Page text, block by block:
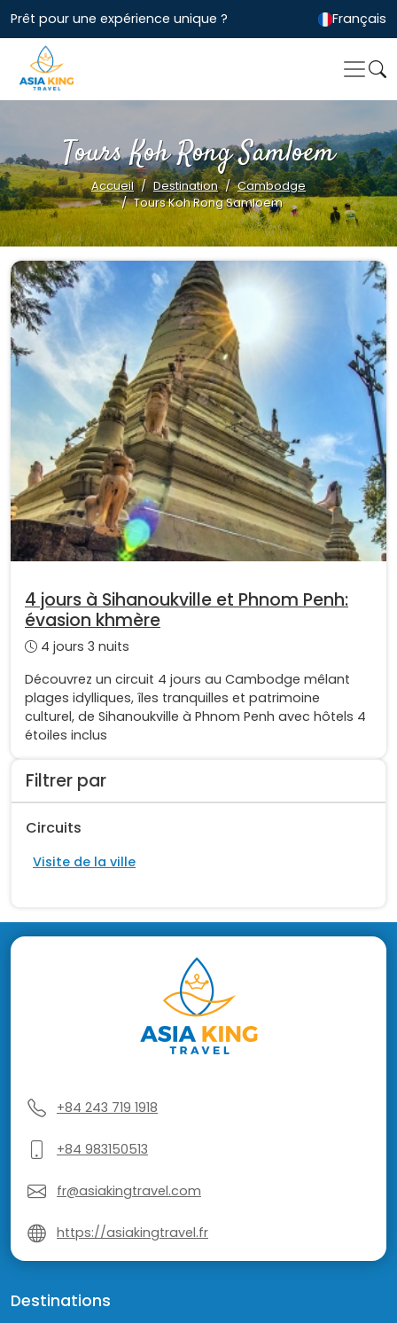
Prêt pour une expérience unique ? Français
Tours Koh Rong Samloem
Accueil Destination
Cambodge
Tours Koh Rong Samloem
Filtrer par
Circuits
Visite de la ville
4 jours à Sihanoukville et Phnom Penh:
évasion khmère
4 jours 3 nuits
Découvrez un circuit 4 jours au Cambodge mêlant
plages idylliques, îles tranquilles et patrimoine
culturel, de Sihanoukville à Phnom Penh avec hôtels 4
étoiles inclus
+84 243 719 1918
+84 983150513
fr@asiakingtravel.com
https://asiakingtravel.fr
Destinations